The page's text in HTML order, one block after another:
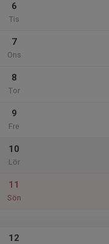
6
Tis
7
Ons
8
Tor
9
Fre
10
Lör
11
Sön
12